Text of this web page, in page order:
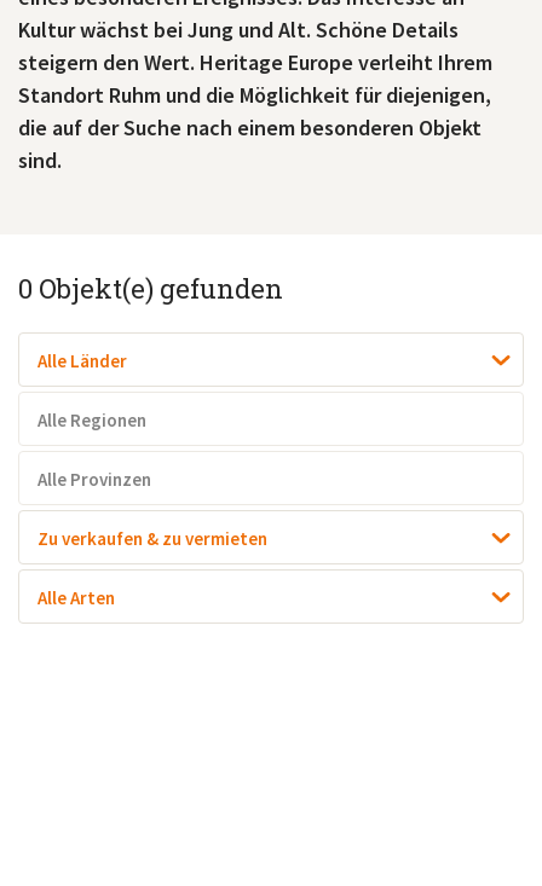
Kultur wächst bei Jung und Alt. Schöne Details
steigern den Wert. Heritage Europe verleiht Ihrem
Standort Ruhm und die Möglichkeit für diejenigen,
die auf der Suche nach einem besonderen Objekt
sind.
0 Objekt(e) gefunden